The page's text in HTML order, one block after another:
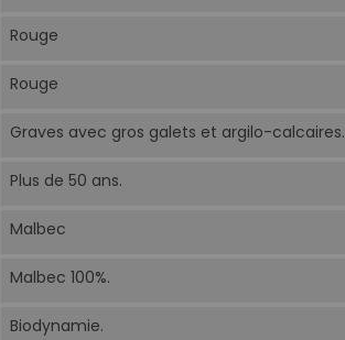
Rouge
Rouge
Graves avec gros galets et argilo-calcaires.
Plus de 50 ans.
Malbec
Malbec 100%.
Biodynamie.